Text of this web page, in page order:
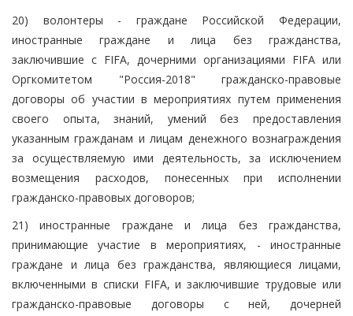
20) волонтеры - граждане Российской Федерации,
иностранные граждане и лица без гражданства,
заключившие с FIFA, дочерними организациями FIFA или
Оргкомитетом "Россия-2018" гражданско-правовые
договоры об участии в мероприятиях путем применения
своего опыта, знаний, умений без предоставления
указанным гражданам и лицам денежного вознаграждения
за осуществляемую ими деятельность, за исключением
возмещения расходов, понесенных при исполнении
гражданско-правовых договоров;
21) иностранные граждане и лица без гражданства,
принимающие участие в мероприятиях, - иностранные
граждане и лица без гражданства, являющиеся лицами,
включенными в списки FIFA, и заключившие трудовые или
гражданско-правовые договоры с ней, дочерней